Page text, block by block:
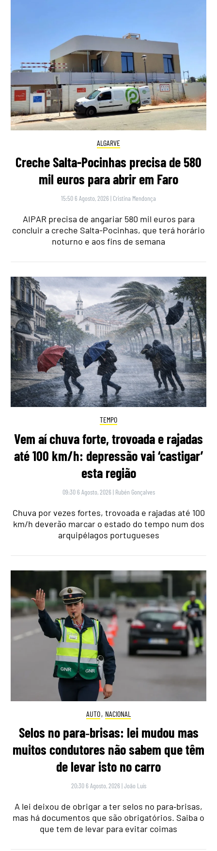
ALGARVE
Creche Salta-Pocinhas precisa de 580
mil euros para abrir em Faro
15:50 6 Agosto, 2026 | Cristina Mendonça
AIPAR precisa de angariar 580 mil euros para
concluir a creche Salta-Pocinhas, que terá horário
noturno e aos fins de semana
TEMPO
Vem aí chuva forte, trovoada e rajadas
até 100 km/h: depressão vai ‘castigar’
esta região
09:30 6 Agosto, 2026 | Rubén Gonçalves
Chuva por vezes fortes, trovoada e rajadas até 100
km/h deverão marcar o estado do tempo num dos
arquipélagos portugueses
AUTO, NACIONAL
Selos no para‑brisas: lei mudou mas
muitos condutores não sabem que têm
de levar isto no carro
20:30 6 Agosto, 2026 |João Luís
A lei deixou de obrigar a ter selos no para‑brisas,
mas há documentos que são obrigatórios. Saiba o
que tem de levar para evitar coimas